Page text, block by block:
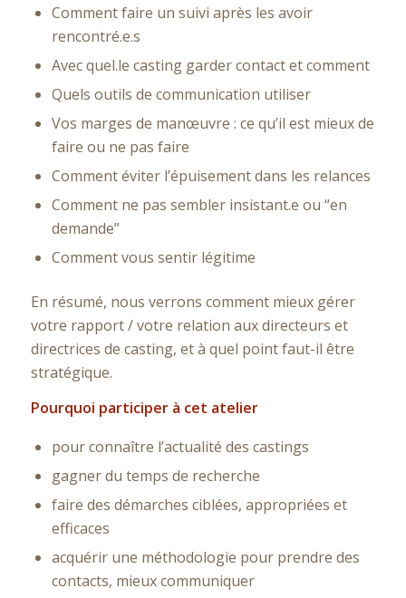
Comment faire un suivi après les avoir
rencontré.e.s
Avec quel.le casting garder contact et comment
Quels outils de communication utiliser
Vos marges de manœuvre : ce qu’il est mieux de
faire ou ne pas faire
Comment éviter l’épuisement dans les relances
Comment ne pas sembler insistant.e ou “en
demande”
Comment vous sentir légitime
En résumé, nous verrons comment mieux gérer
votre rapport / votre relation aux directeurs et
directrices de casting, et à quel point faut-il être
stratégique.
Pourquoi participer à cet atelier
pour connaître l’actualité des castings
gagner du temps de recherche
faire des démarches ciblées, appropriées et
efficaces
acquérir une méthodologie pour prendre des
contacts, mieux communiquer